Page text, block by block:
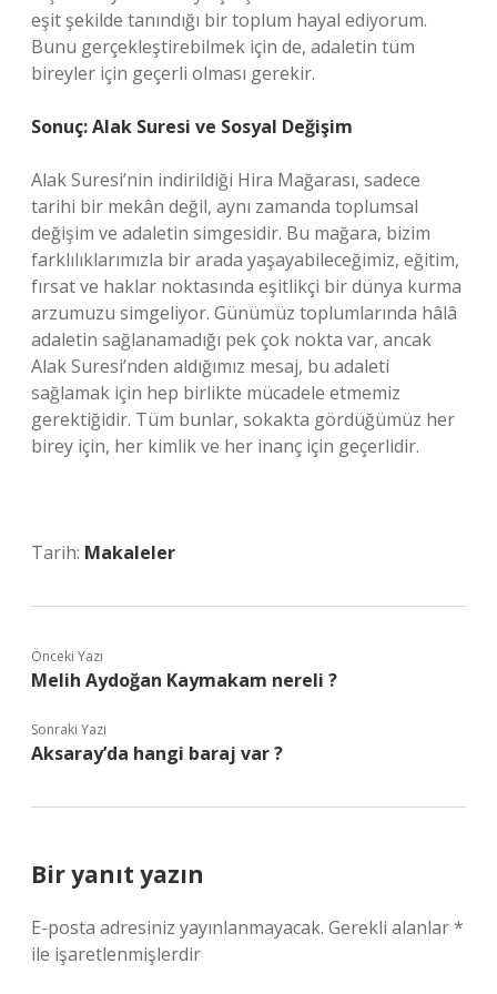
eşit şekilde tanındığı bir toplum hayal ediyorum.
Bunu gerçekleştirebilmek için de, adaletin tüm
bireyler için geçerli olması gerekir.
Sonuç: Alak Suresi ve Sosyal Değişim
Alak Suresi’nin indirildiği Hira Mağarası, sadece
tarihi bir mekân değil, aynı zamanda toplumsal
değişim ve adaletin simgesidir. Bu mağara, bizim
farklılıklarımızla bir arada yaşayabileceğimiz, eğitim,
fırsat ve haklar noktasında eşitlikçi bir dünya kurma
arzumuzu simgeliyor. Günümüz toplumlarında hâlâ
adaletin sağlanamadığı pek çok nokta var, ancak
Alak Suresi’nden aldığımız mesaj, bu adaleti
sağlamak için hep birlikte mücadele etmemiz
gerektiğidir. Tüm bunlar, sokakta gördüğümüz her
birey için, her kimlik ve her inanç için geçerlidir.
Tarih: Makaleler
Önceki Yazı
Melih Aydoğan Kaymakam nereli ?
Sonraki Yazı
Aksaray’da hangi baraj var ?
Bir yanıt yazın
E-posta adresiniz yayınlanmayacak. Gerekli alanlar*
ile işaretlenmişlerdir